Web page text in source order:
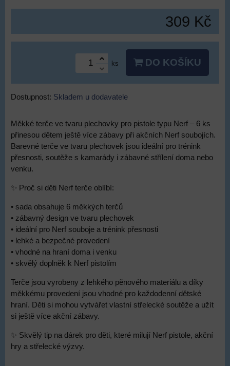
309 Kč
ks DO KOŠÍKU
Dostupnost: Skladem u dodavatele
Měkké terče ve tvaru plechovky pro pistole typu Nerf – 6 ks
přinesou dětem ještě více zábavy při akčních Nerf soubojích.
Barevné terče ve tvaru plechovek jsou ideální pro trénink
přesnosti, soutěže s kamarády i zábavné střílení doma nebo
venku.
✨ Proč si děti Nerf terče oblíbí:
• sada obsahuje 6 měkkých terčů
• zábavný design ve tvaru plechovek
• ideální pro Nerf souboje a trénink přesnosti
• lehké a bezpečné provedení
• vhodné na hraní doma i venku
• skvělý doplněk k Nerf pistolím
Terče jsou vyrobeny z lehkého pěnového materiálu a díky
měkkému provedení jsou vhodné pro každodenní dětské
hraní. Děti si mohou vytvářet vlastní střelecké soutěže a užít
si ještě více akční zábavy.
✨ Skvělý tip na dárek pro děti, které milují Nerf pistole, akční
hry a střelecké výzvy.